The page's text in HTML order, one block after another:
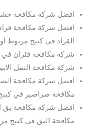
افضل شركة مكافحة
افضل شركة مكافحة
القراد في كينج مريوط
شركة مكافحة فئران في
شركة مكافحة النمل
افضل شركة مكافحة
مكافحة صراصير في
افضل شركة مكافحة
مكافحة البق في كينج